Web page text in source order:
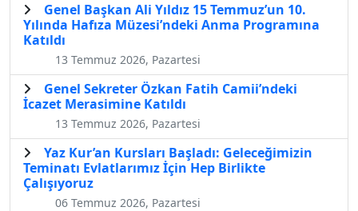
Genel Başkan Ali Yıldız 15 Temmuz’un 10.
Yılında Hafıza Müzesi’ndeki Anma Programına
Katıldı
13 Temmuz 2026, Pazartesi
Genel Sekreter Özkan Fatih Camii’ndeki
İcazet Merasimine Katıldı
13 Temmuz 2026, Pazartesi
Yaz Kur’an Kursları Başladı: Geleceğimizin
Teminatı Evlatlarımız İçin Hep Birlikte
Çalışıyoruz
06 Temmuz 2026, Pazartesi